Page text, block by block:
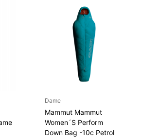
Dame
Mammut Mammut
Women´S Perform
Down Bag -10c Petrol